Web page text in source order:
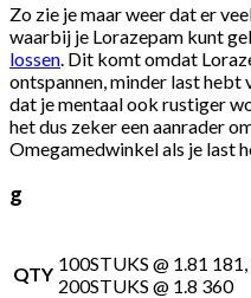
Zo zie je maar weer dat er
waarbij je Lorazepam kunt
lossen . Dit komt omdat
ontspannen, minder last hebt
dat je mentaal ook rustiger
het dus zeker een aanrader
Omegamedwinkel als je last
g
QTY 100STUKS @ 1.81
200STUKS @ 1.8 360